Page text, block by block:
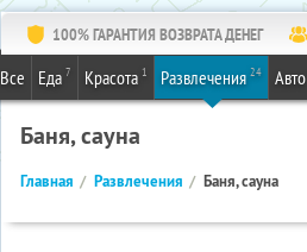
100% ГАРАНТИЯ ВОЗВРАТА ДЕНЕГ
Все Еда 7 Красота 1 Развлечения 24 Авто
Баня, сауна
Главная Развлечения Баня, сауна